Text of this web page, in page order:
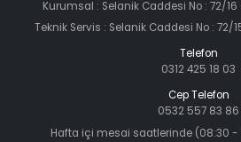
Kurumsal : Selanik Caddesi No : 72/16
Teknik Servis : Selanik Caddesi No : 72/
Telefon
0312 425 18 03
Cep Telefon
0532 557 83 86
Hafta içi mesai saatlerinde (08:30 -